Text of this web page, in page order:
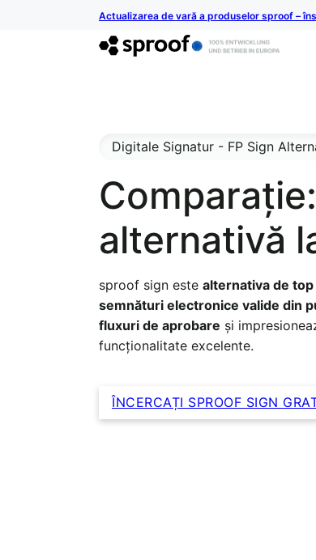
Actualizarea de vară a produselor sproof –
alternativă
Digitale Signatur - FP Sign
sproof sign este alternativa de
semnături electronice valide din
fluxuri de aprobare și
funcționalitate excelente.
ÎNCERCAȚI SPROOF SIGN